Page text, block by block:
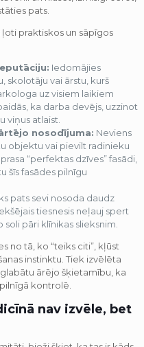
pats.
praktiskos un sāpīgos
Iedomājies
skolotāju vai ārstu, kurš
uz visiem laikiem
ka darba devējs, uzzinot
viņus atlaist.
nosodījuma: Neviens
objektu vai pievilt radinieku
“perfektas dzīves” fasādi,
šīs fasādes pilnīgu
pats sevi nosoda daudz
tiesnesis neļauj spert
pāri klīnikas slieksnim.
no tā, ko “teiks citi”, kļūst
instinktu. Tiek izvēlēta
ārējo šķietamību, ka
kontrolē.
nav izvēle, bet